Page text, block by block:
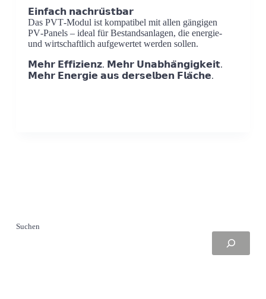
𝗘𝗶𝗻𝗳𝗮𝗰𝗵 𝗻𝗮𝗰𝗵𝗿𝘂̈𝘀𝘁𝗯𝗮𝗿
Das PVT‑Modul ist kompatibel mit allen gängigen
PV‑Panels – ideal für Bestandsanlagen, die energie-
und wirtschaftlich aufgewertet werden sollen.
𝗠𝗲𝗵𝗿 𝗘𝗳𝗳𝗶𝘇𝗶𝗲𝗻𝘇. 𝗠𝗲𝗵𝗿 𝗨𝗻𝗮𝗯𝗵𝗮̈𝗻𝗴𝗶𝗴𝗸𝗲𝗶𝘁.
𝗠𝗲𝗵𝗿 𝗘𝗻𝗲𝗿𝗴𝗶𝗲 𝗮𝘂𝘀 𝗱𝗲𝗿𝘀𝗲𝗹𝗯𝗲𝗻 𝗙𝗹𝗮̈𝗰𝗵𝗲.
Suchen